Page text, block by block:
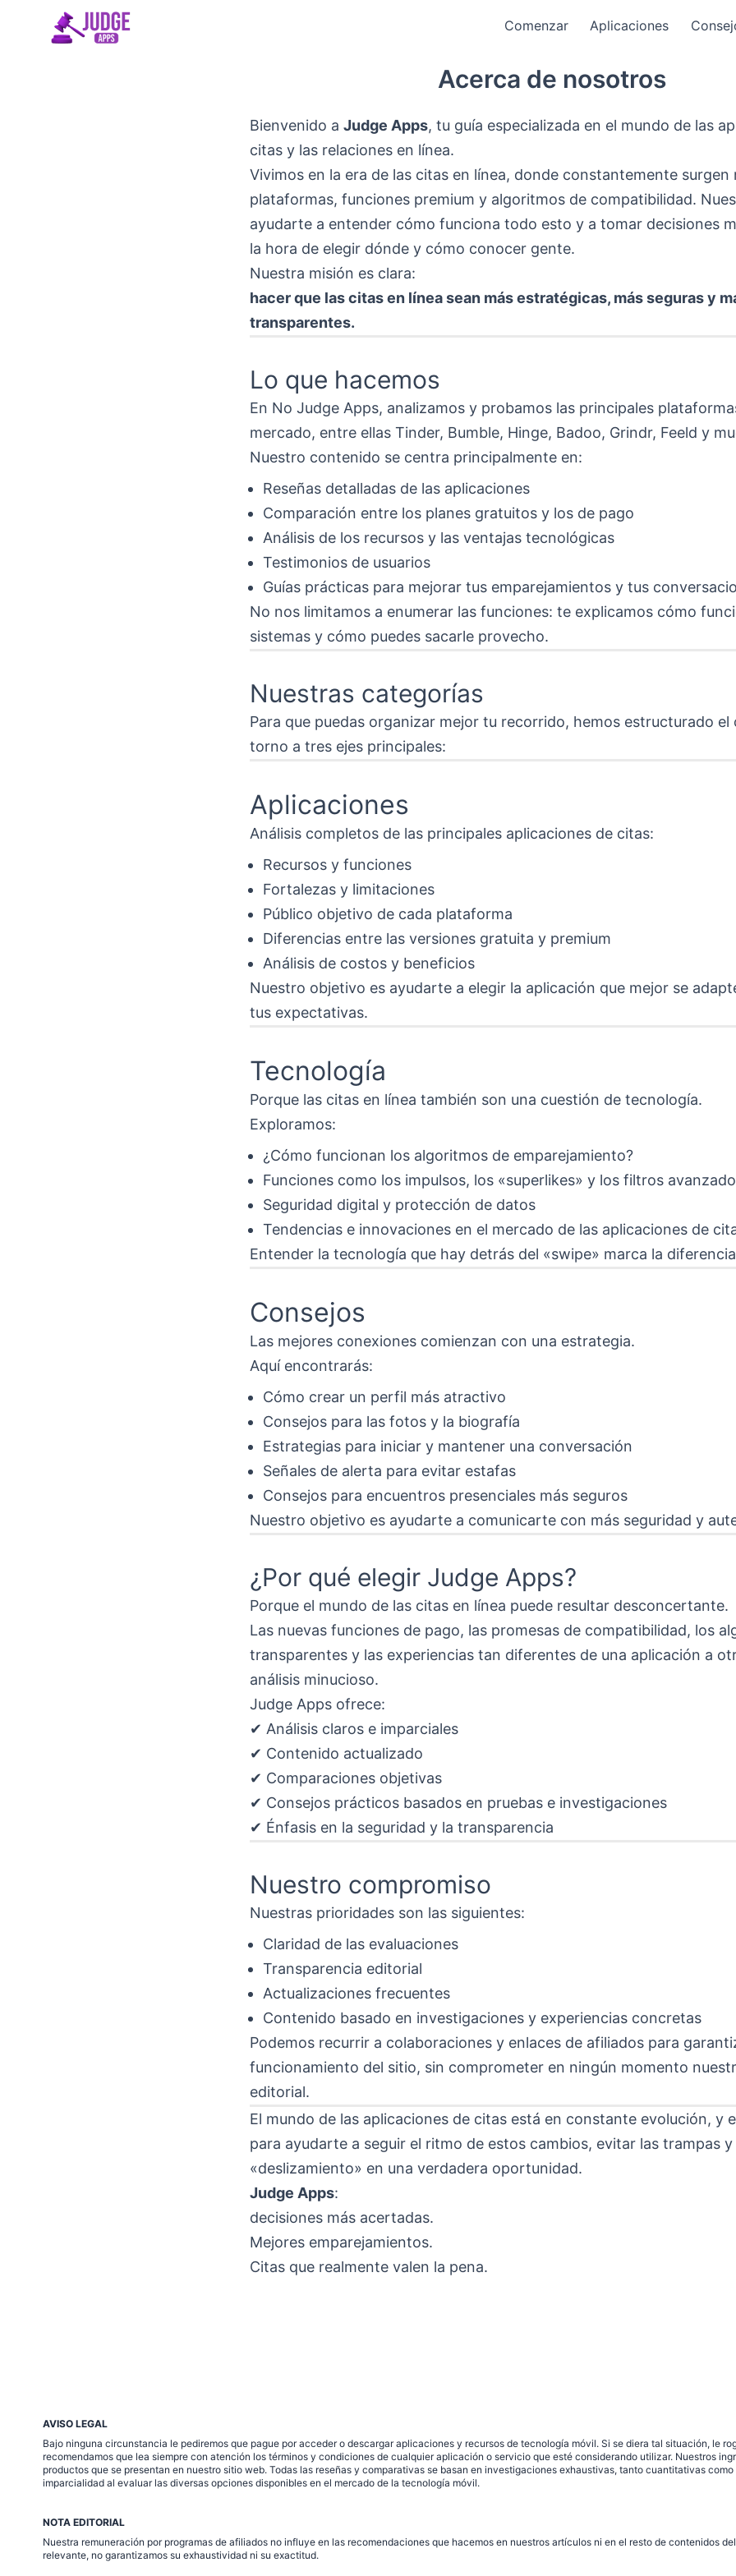
Comenzar Aplicaciones
Acerca de nosotros
Bienvenido a Judge Apps, tu guía especializada en el mundo de las
citas y las relaciones en línea.
Vivimos en la era de las citas en línea, donde constantemente surgen
plataformas, funciones premium y algoritmos de compatibilidad.
ayudarte a entender cómo funciona todo esto y a tomar decisiones
la hora de elegir dónde y cómo conocer gente.
Nuestra misión es clara:
hacer que las citas en línea sean más estratégicas, más seguras y
transparentes.
Lo que hacemos
En No Judge Apps, analizamos y probamos las principales
mercado, entre ellas Tinder, Bumble, Hinge, Badoo, Grindr, Feeld y
Nuestro contenido se centra principalmente en:
Reseñas detalladas de las aplicaciones
Comparación entre los planes gratuitos y los de pago
Análisis de los recursos y las ventajas tecnológicas
Testimonios de usuarios
Guías prácticas para mejorar tus emparejamientos y tus
No nos limitamos a enumerar las funciones: te explicamos cómo
sistemas y cómo puedes sacarle provecho.
Nuestras categorías
Para que puedas organizar mejor tu recorrido, hemos estructurado el
torno a tres ejes principales:
Aplicaciones
Análisis completos de las principales aplicaciones de citas:
Recursos y funciones
Fortalezas y limitaciones
Público objetivo de cada plataforma
Diferencias entre las versiones gratuita y premium
Análisis de costos y beneficios
Nuestro objetivo es ayudarte a elegir la aplicación que mejor se
tus expectativas.
Tecnología
Porque las citas en línea también son una cuestión de tecnología.
Exploramos:
¿Cómo funcionan los algoritmos de emparejamiento?
Funciones como los impulsos, los «superlikes» y los filtros
Seguridad digital y protección de datos
Tendencias e innovaciones en el mercado de las aplicaciones de
Entender la tecnología que hay detrás del «swipe» marca la
Consejos
Las mejores conexiones comienzan con una estrategia.
Aquí encontrarás:
Cómo crear un perfil más atractivo
Consejos para las fotos y la biografía
Estrategias para iniciar y mantener una conversación
Señales de alerta para evitar estafas
Consejos para encuentros presenciales más seguros
Nuestro objetivo es ayudarte a comunicarte con más seguridad y
¿Por qué elegir Judge Apps?
Porque el mundo de las citas en línea puede resultar desconcertante.
Las nuevas funciones de pago, las promesas de compatibilidad, los
transparentes y las experiencias tan diferentes de una aplicación a
análisis minucioso.
Judge Apps ofrece:
✔ Análisis claros e imparciales
✔ Contenido actualizado
✔ Comparaciones objetivas
✔ Consejos prácticos basados en pruebas e investigaciones
✔ Énfasis en la seguridad y la transparencia
Nuestro compromiso
Nuestras prioridades son las siguientes:
Claridad de las evaluaciones
Transparencia editorial
Actualizaciones frecuentes
Contenido basado en investigaciones y experiencias concretas
Podemos recurrir a colaboraciones y enlaces de afiliados para
funcionamiento del sitio, sin comprometer en ningún momento
editorial.
El mundo de las aplicaciones de citas está en constante evolución, y
para ayudarte a seguir el ritmo de estos cambios, evitar las trampas
«deslizamiento» en una verdadera oportunidad.
Judge Apps:
decisiones más acertadas.
Mejores emparejamientos.
Citas que realmente valen la pena.
AVISO LEGAL
Bajo ninguna circunstancia le pediremos que pague por acceder o descargar aplicaciones y recursos de tecnología móvil. Si se diera tal situación, le
recomendamos que lea siempre con atención los términos y condiciones de cualquier aplicación o servicio que esté considerando utilizar. Nuestros
productos que se presentan en nuestro sitio web. Todas las reseñas y comparativas se basan en investigaciones exhaustivas, tanto cuantitativas
imparcialidad al evaluar las diversas opciones disponibles en el mercado de la tecnología móvil.
NOTA EDITORIAL
Nuestra remuneración por programas de afiliados no influye en las recomendaciones que hacemos en nuestros artículos ni en el resto de contenidos
relevante, no garantizamos su exhaustividad ni su exactitud.